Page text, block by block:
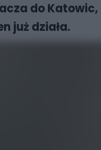
do
już działa.